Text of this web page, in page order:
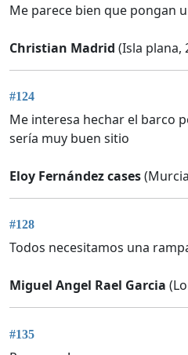
Me parece bien que pongan
Christian Madrid (Isla plana,
#124
Me interesa hechar el barco
sería muy buen sitio
Eloy Fernández cases
#128
Todos necesitamos una
Miguel Angel Rael Garcia
#135